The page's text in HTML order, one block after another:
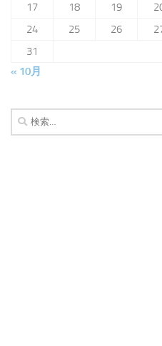
17
18 19
24
25 26
31
« 10月
検
索: